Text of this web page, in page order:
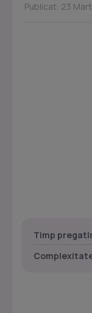
Publicat: 23
Timp